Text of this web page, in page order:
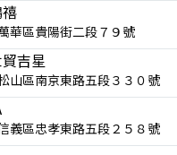
華區貴陽街二段７９號
吉星
山區南京東路五段３３０號
義區忠孝東路五段２５８號